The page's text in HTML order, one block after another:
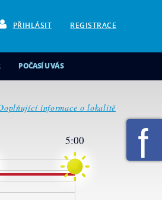
PŘIHLÁSIT REGISTRACE
POČASÍ U VÁS
informace o lokalitě
5:00